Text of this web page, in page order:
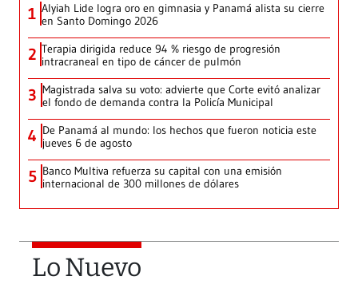
1 Alyiah Lide logra oro en gimnasia y Panamá alista su cierre
en Santo Domingo 2026
2 Terapia dirigida reduce 94 % riesgo de progresión
intracraneal en tipo de cáncer de pulmón
3 Magistrada salva su voto: advierte que Corte evitó analizar
el fondo de demanda contra la Policía Municipal
4 De Panamá al mundo: los hechos que fueron noticia este
jueves 6 de agosto
5 Banco Multiva refuerza su capital con una emisión
internacional de 300 millones de dólares
Lo Nuevo